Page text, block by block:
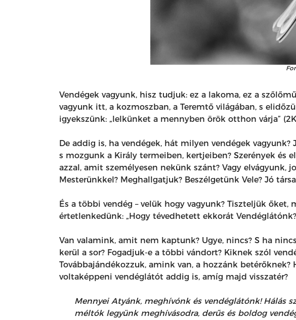
Vendégek vagyunk, hisz tudjuk: ez a lakoma, ez a
vagyunk itt, a kozmoszban, a Teremtő világában, s
igyekszünk: „lelkünket a mennyben örök otthon várja”
De addig is, ha vendégek, hát milyen vendégek
s mozgunk a Király termeiben, kertjeiben? Szerények és
azzal, amit személyesen nekünk szánt? Vagy
Mesterünkkel? Meghallgatjuk? Beszélgetünk Vele? Jó
És a többi vendég – velük hogy vagyunk? Tiszteljük
értetlenkedünk: „Hogy tévedhetett ekkorát
Van valamink, amit nem kaptunk? Ugye, nincs? S ha
kerül a sor? Fogadjuk-e a többi vándort? Kiknek szól
Továbbajándékozzuk, amink van, a hozzánk
voltaképpeni vendéglátót addig is, amíg majd visszatér?
Mennyei Atyánk, meghívónk és vendéglátónk! Hálás
méltók legyünk meghívásodra, derűs és boldog